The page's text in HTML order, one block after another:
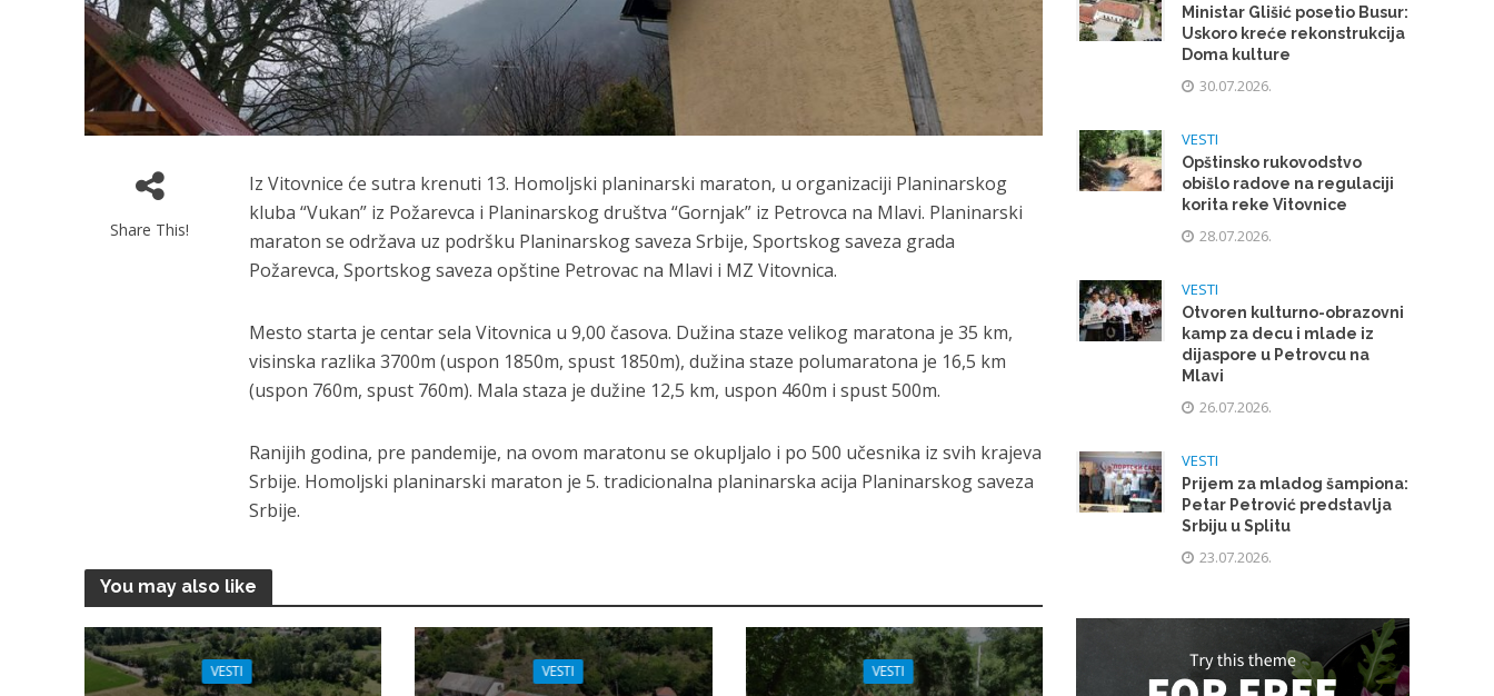
Share This!
Iz Vitovnice će sutra krenuti 13. Homoljski planinarski maraton, u organizaciji Planinarskog
kluba “Vukan” iz Požarevca i Planinarskog društva “Gornjak” iz Petrovca na Mlavi. Planinarski
maraton se održava uz podršku Planinarskog saveza Srbije, Sportskog saveza grada
Požarevca, Sportskog saveza opštine Petrovac na Mlavi i MZ Vitovnica.
Mesto starta je centar sela Vitovnica u 9,00 časova. Dužina staze velikog maratona je 35 km,
visinska razlika 3700m (uspon 1850m, spust 1850m), dužina staze polumaratona je 16,5 km
(uspon 760m, spust 760m). Mala staza je dužine 12,5 km, uspon 460m i spust 500m.
Ranijih godina, pre pandemije, na ovom maratonu se okupljalo i po 500 učesnika iz svih krajeva
Srbije. Homoljski planinarski maraton je 5. tradicionalna planinarska acija Planinarskog saveza
Srbije.
You may also like
VESTI VESTI VESTI
Ministar Glišić posetio Busur:
Uskoro kreće rekonstrukcija
Doma kulture
30.07.2026.
VESTI
Opštinsko rukovodstvo
obišlo radove na regulaciji
korita reke Vitovnice
28.07.2026.
VESTI
Otvoren kulturno-obrazovni
kamp za decu i mlade iz
dijaspore u Petrovcu na
Mlavi
26.07.2026.
VESTI
Prijem za mladog šampiona:
Petar Petrović predstavlja
Srbiju u Splitu
23.07.2026.